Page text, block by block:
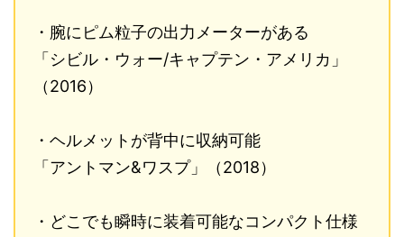
・腕にピム粒子の出力メーターがある
「シビル・ウォー/キャプテン・アメリカ」
（2016）
・ヘルメットが背中に収納可能
「アントマン&ワスプ」（2018）
・どこでも瞬時に装着可能なコンパクト仕様